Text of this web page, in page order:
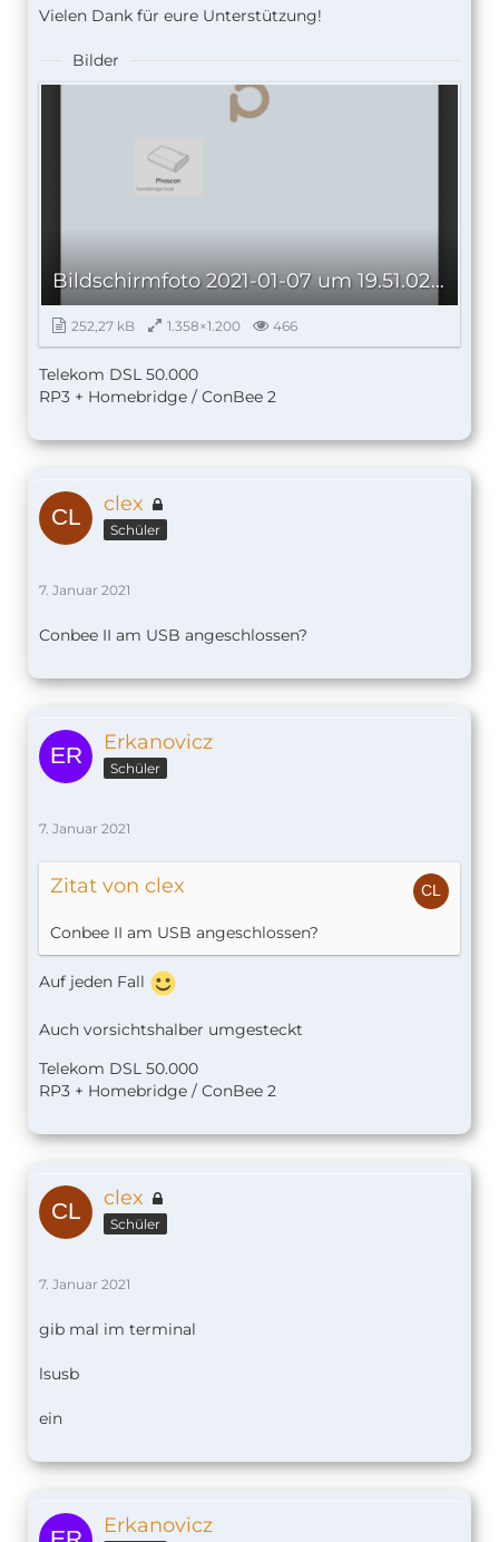
Vielen Dank für eure Unterstützung!
Bilder
Bildschirmfoto 2021-01-07 um 19.51.02_autoscaled.png
252,27 kB 1.358×1.200 466
Telekom DSL 50.000
RP3 + Homebridge / ConBee 2
clex
Schüler
7. Januar 2021
Conbee II am USB angeschlossen?
Erkanovicz
Schüler
7. Januar 2021
Zitat von clex
Conbee II am USB angeschlossen?
Auf jeden Fall
Auch vorsichtshalber umgesteckt
Telekom DSL 50.000
RP3 + Homebridge / ConBee 2
clex
Schüler
7. Januar 2021
gib mal im terminal
lsusb
ein
Erkanovicz